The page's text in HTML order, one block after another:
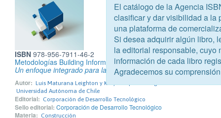
ISBN 978-956-7911-46-2
Metodologías Building Information Modeling (BIM) y Advanced
Un enfoque integrado para la gestión de proyectos de
Autor: Luis Maturana Leighton y Katy Vasquez Venegas
Universidad Autónoma de Chile
Editorial: Corporación de Desarrollo Tecnológico
Sello editorial: Corporación de Desarrollo Tecnológico
Materia: Construcción
El catálogo de la Agencia
clasificar y dar visibilidad a la
una plataforma de
Si desea adquirir algún libro,
la editorial responsable, cuyo
información de cada libro
Agradecemos su